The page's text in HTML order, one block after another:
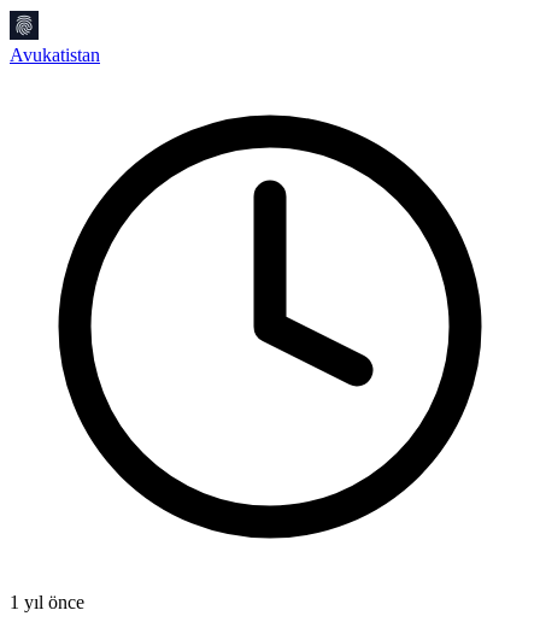
Avukatistan
1 yıl önce